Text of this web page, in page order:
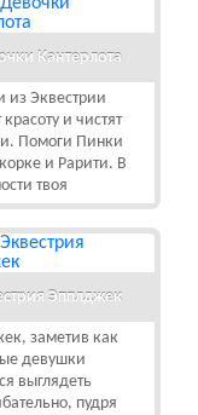
Кантерлота
из Эквестрии
и чистят
Помоги Пинки
и Рарити. В
твоя
Эпплджек
заметив как
девушки
выглядеть
пудря